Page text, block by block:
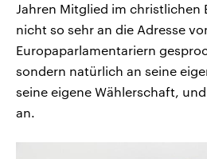
Jahren Mitglied im christlichen
nicht so sehr an die Adresse
Europaparlamentariern
sondern natürlich an seine
seine eigene Wählerschaft,
an.